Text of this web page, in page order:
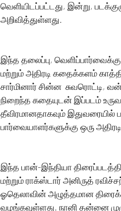
வெளியிடப்பட்டது, இன்று,
அறிவித்துள்ளது.
இந்த தலைப்பு,
மற்றும் அதிரடி கதைக்களம்
சார்மினார் சின்ன  சுவரொட்டி,
நிறைந்த கதையுடன் இப்படம்
தீவிரமானதாகவும் இதுவரையில்
பார்வையாளர்களுக்கு ஒரு
இந்த பான்-இந்தியா
மற்றும் ராக்ஸ்டார் அனிருத்
ஓதெலாவின் அழுத்தமான
வழங்கவுள்ளது. நானி தன்னை